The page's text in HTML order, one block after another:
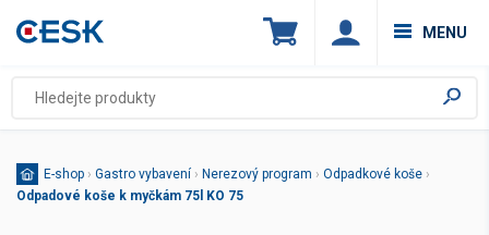
MENU
E-shop › Gastro vybavení › Nerezový program › Odpadkové koše ›
Odpadové koše k myčkám 75l KO 75